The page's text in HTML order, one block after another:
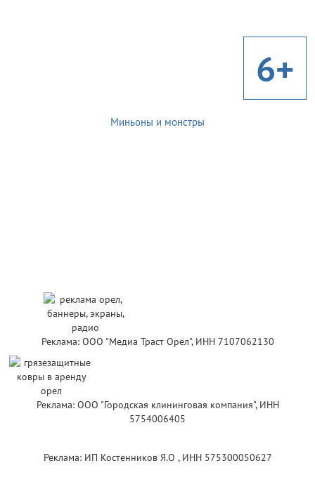
6+
Миньоны и монстры
Реклама: ООО "Медиа Траст Орёл", ИНН 7107062130
Реклама: ООО "Городская клининговая компания", ИНН
5754006405
Реклама: ИП Костенников Я.О , ИНН 575300050627